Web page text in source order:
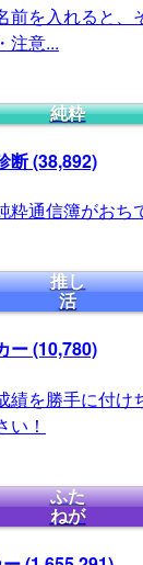
前を入れると、
注意...
純粋
断(38,892)
粋通信簿がおち
推し
活
ー(10,780)
績を勝手に付け
い！
ふた
ねが